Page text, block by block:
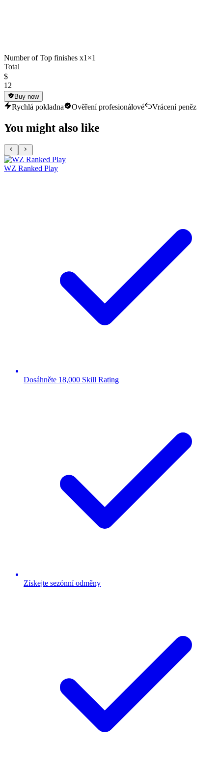
Number of Top finishes x1 ×1
Total
$
12
Buy now
Rychlá pokladna Ověření profesionálové Vrácení peněz
You might also like
WZ Ranked Play
Dosáhněte 18,000 Skill Rating
Získejte sezónní odměny